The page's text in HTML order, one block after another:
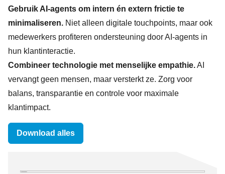
Gebruik AI-agents om intern én extern frictie te
minimaliseren. Niet alleen digitale touchpoints, maar ook
medewerkers profiteren ondersteuning door AI-agents in
hun klantinteractie.
Combineer technologie met menselijke empathie.AI
vervangt geen mensen, maar versterkt ze. Zorg voor
balans, transparantie en controle voor maximale
klantimpact.
Download alles